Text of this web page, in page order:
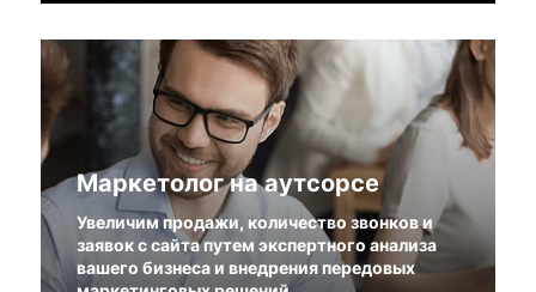
Маркетолог на аутсорсе
Увеличим продажи, количество звонков и
заявок с сайта путем экспертного анализа
вашего бизнеса и внедрения передовых